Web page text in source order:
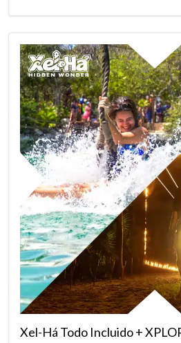
Xel-Há Todo Incluido +